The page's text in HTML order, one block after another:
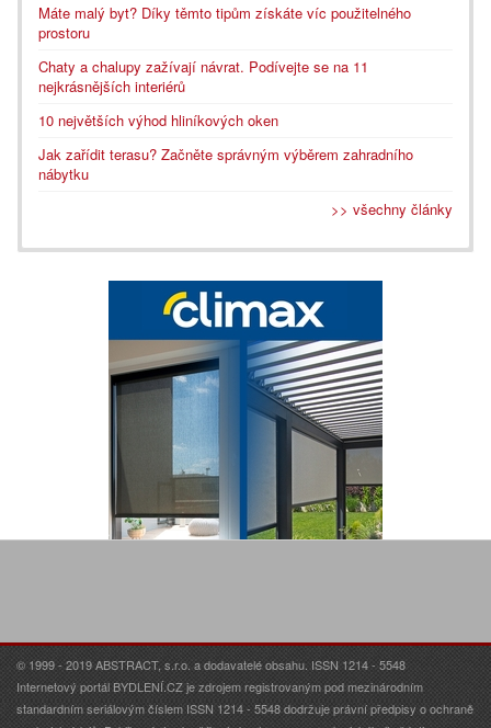
Máte malý byt? Díky těmto tipům získáte víc použitelného
prostoru
Chaty a chalupy zažívají návrat. Podívejte se na 11
nejkrásnějších interiérů
10 největších výhod hliníkových oken
Jak zařídit terasu? Začněte správným výběrem zahradního
nábytku
>> všechny články
© 1999 - 2019 ABSTRACT, s.r.o. a dodavatelé obsahu. ISSN 1214 - 5548
Internetový portál BYDLENÍ.CZ je zdrojem registrovaným pod mezinárodním
standardním seriálovým číslem ISSN 1214 - 5548 dodržuje právní předpisy o ochraně